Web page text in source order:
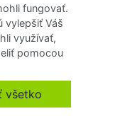
fungovať.
vylepšiť Váš
využívať,
pomocou
všetko